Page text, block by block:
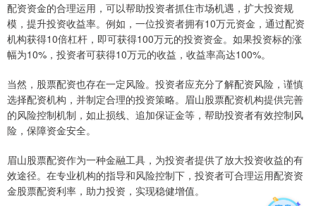
配资资金的合理运用，可以帮助投资者抓住市场机遇，扩大投资规
模，提升投资收益率。例如，一位投资者拥有10万元资金，通过配资
机构获得10倍杠杆，即可获得100万元的投资资金。如果投资标的涨
幅为10%，投资者可获得10万元的收益，收益率高达100%。
当然，股票配资也存在一定风险。投资者应充分了解配资风险，谨慎
选择配资机构，并制定合理的投资策略。眉山股票配资机构提供完善
的风险控制机制，如止损线、追加保证金等，帮助投资者有效控制风
险，保障资金安全。
眉山股票配资作为一种金融工具，为投资者提供了放大投资收益的有
效途径。在专业机构的指导和风险控制下，投资者可合理运用配资资
金股票配资利率，助力投资，实现稳健增值。